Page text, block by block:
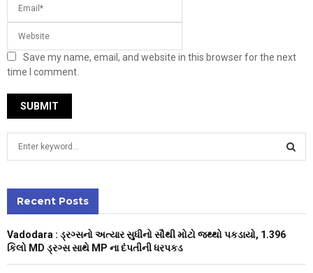
Save my name, email, and website in this browser for the next
time I comment.
h
o
Recent Posts
Vadodara : ડ્રગ્સનો અત્યાર સુધીનો સૌથી મોટો જથ્થો પકડાયો, 1.396
કિલો MD ડ્રગ્સ સાથે MP ના દંપતીની ધરપકડ